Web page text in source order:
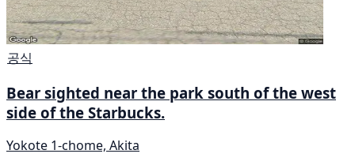
공식
Bear sighted near the park south of the west
side of the Starbucks.
Yokote 1-chome, Akita